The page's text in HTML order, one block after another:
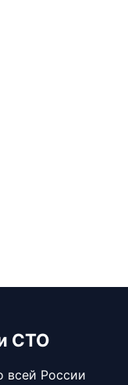
СТО
всей России